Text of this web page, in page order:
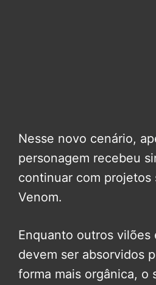
Nesse novo cenário,
personagem recebeu
continuar com projetos
Venom.
Enquanto outros vilões
devem ser absorvidos
forma mais orgânica, o